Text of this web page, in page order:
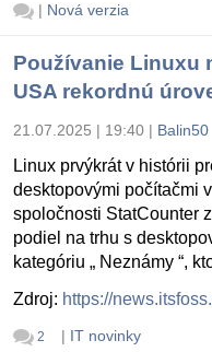
| Nová verzia
Používanie Linuxu
USA rekordnú
21.07.2025 | 19:40 | Balin50
Linux prvýkrát v histórii
desktopovými počítačmi
spoločnosti StatCounter
podiel na trhu s
kategóriu „ Neznámy “,
Zdroj: https://
2 | IT novinky